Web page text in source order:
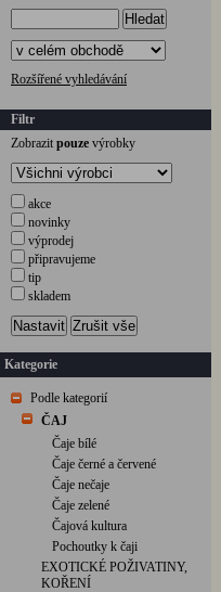
Hledat
Rozšířené vyhledávání
Filtr
Zobrazit pouze výrobky
akce
novinky
výprodej
připravujeme
tip
skladem
Nastavit Zrušit vše
Kategorie
Podle kategorií
ČAJ
Čaje bílé
Čaje černé a červené
Čaje nečaje
Čaje zelené
Čajová kultura
Pochoutky k čaji
EXOTICKÉ POŽIVATINY,
KOŘENÍ